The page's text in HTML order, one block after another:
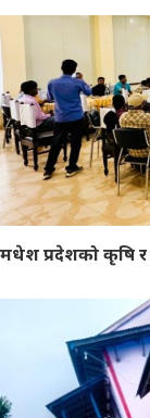
मधेश प्रदेशको कृषि र